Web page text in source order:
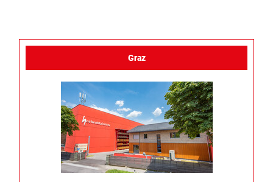
Graz